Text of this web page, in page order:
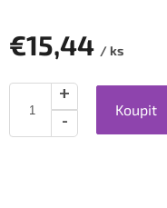
€15,44 / ks
Koupit